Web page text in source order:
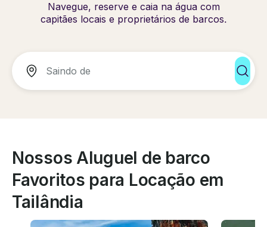
Navegue, reserve e caia na água com
capitães locais e proprietários de barcos.
Nossos Aluguel de barco
Favoritos para Locação em
Tailândia